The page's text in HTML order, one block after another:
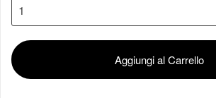
Aggiungi al Carrello